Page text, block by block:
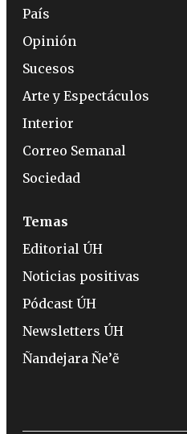
País
Opinión
Sucesos
Arte y Espectáculos
Interior
Correo Semanal
Sociedad
Temas
Editorial ÚH
Noticias positivas
Pódcast ÚH
Newsletters ÚH
Ñandejara Ñe’ẽ